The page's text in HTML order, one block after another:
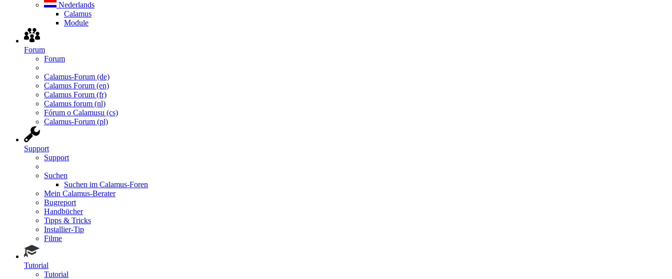
Nederlands
Calamus
Module
Forum
Forum
Calamus-Forum (de)
Calamus Forum (en)
Calamus Forum (fr)
Calamus forum (nl)
Fórum o Calamusu (cs)
Calamus-Forum (pl)
Support
Support
Suchen
Suchen im Calamus-Foren
Mein Calamus-Berater
Bugreport
Handbücher
Tipps & Tricks
Installier-Tip
Filme
Tutorial
Tutorial